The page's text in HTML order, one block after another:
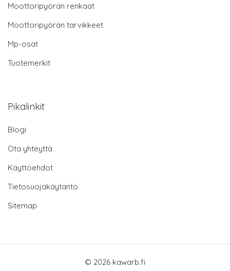
Moottoripyörän renkaat
Moottoripyörän tarvikkeet
Mp-osat
Tuotemerkit
Pikalinkit
Blogi
Ota yhteyttä
Käyttöehdot
Tietosuojakäytäntö
Sitemap
© 2026 kawarb.fi